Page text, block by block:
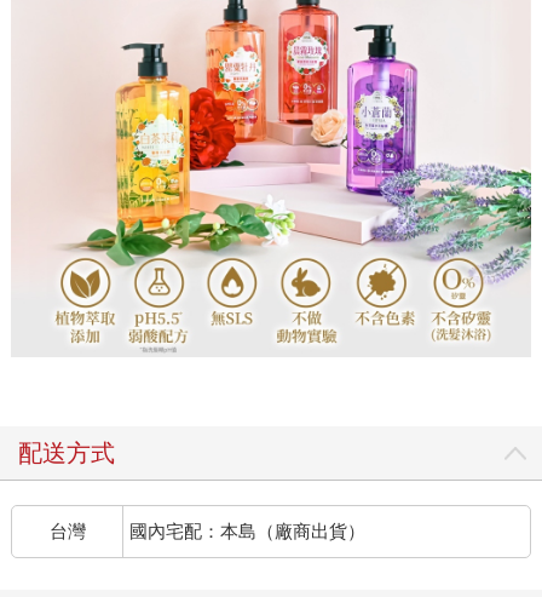
配送方式
台灣 國內宅配：本島（廠商出貨）